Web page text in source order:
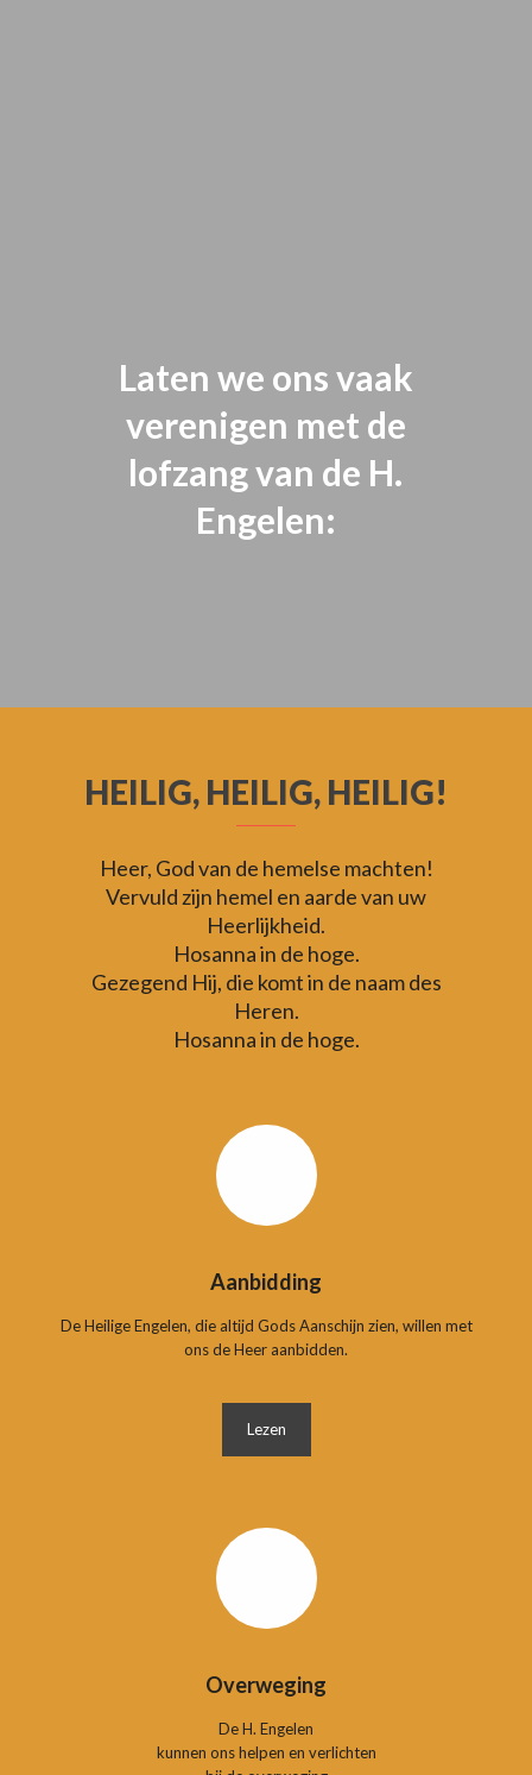
Laten we ons vaak
verenigen met de
lofzang van de H.
Engelen:
HEILIG, HEILIG, HEILIG!
Heer, God van de hemelse machten!
Vervuld zijn hemel en aarde van uw
Heerlijkheid.
Hosanna in de hoge.
Gezegend Hij, die komt in de naam des
Heren.
Hosanna in de hoge.
Aanbidding
De Heilige Engelen, die altijd Gods Aanschijn zien, willen met
ons de Heer aanbidden.
Lezen
Overweging
De H. Engelen
kunnen ons helpen en verlichten